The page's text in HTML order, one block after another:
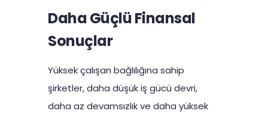
Daha Güçlü Finansal
Sonuçlar
Yüksek çalışan bağlılığına sahip
şirketler, daha düşük iş gücü devri,
daha az devamsızlık ve daha yüksek